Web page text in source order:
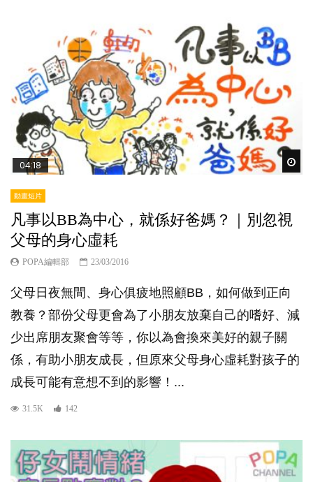
04:18
動畫短片
凡事以BB為中心，就係好爸媽？｜別忽視
父母的身心虛耗
POPA編輯部 23/03/2016
父母日夜無間、身心俱疲地照顧BB，如何做到正向
教養？部份父母更會為了小朋友放棄自己的嗜好、減
少出席朋友聚會等等，你以為會換來美好的親子關
係，有助小朋友成長，但原來父母身心虛耗對孩子的
成長可能有意想不到的影響！...
31.5K 142